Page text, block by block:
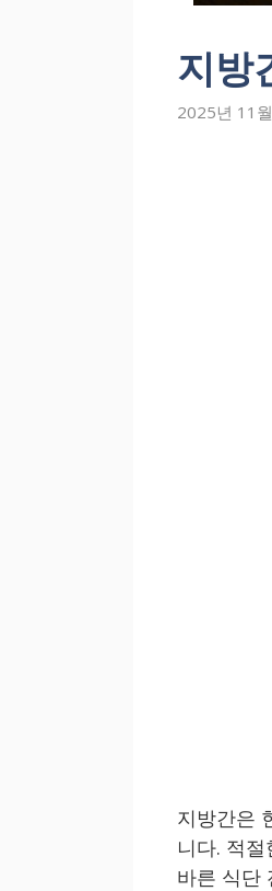
지방
2025년 11
지방간은
니다. 적
바른 식단